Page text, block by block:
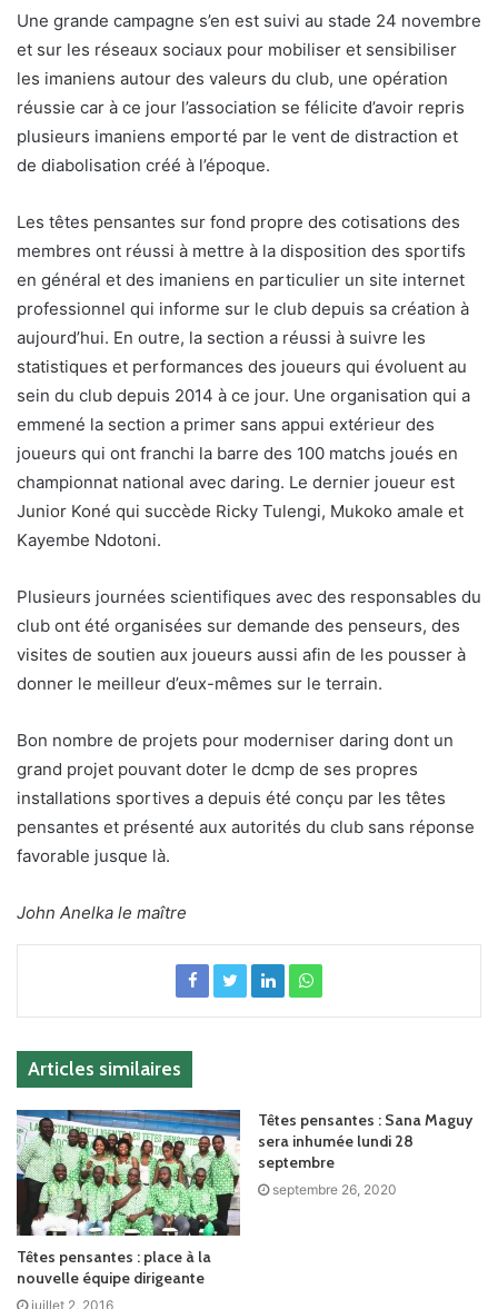
Une grande campagne s’en est suivi au stade 24 novembre
et sur les réseaux sociaux pour mobiliser et sensibiliser
les imaniens autour des valeurs du club, une opération
réussie car à ce jour l’association se félicite d’avoir repris
plusieurs imaniens emporté par le vent de distraction et
de diabolisation créé à l’époque.
Les têtes pensantes sur fond propre des cotisations des
membres ont réussi à mettre à la disposition des sportifs
en général et des imaniens en particulier un site internet
professionnel qui informe sur le club depuis sa création à
aujourd’hui. En outre, la section a réussi à suivre les
statistiques et performances des joueurs qui évoluent au
sein du club depuis 2014 à ce jour. Une organisation qui a
emmené la section a primer sans appui extérieur des
joueurs qui ont franchi la barre des 100 matchs joués en
championnat national avec daring. Le dernier joueur est
Junior Koné qui succède Ricky Tulengi, Mukoko amale et
Kayembe Ndotoni.
Plusieurs journées scientifiques avec des responsables du
club ont été organisées sur demande des penseurs, des
visites de soutien aux joueurs aussi afin de les pousser à
donner le meilleur d’eux-mêmes sur le terrain.
Bon nombre de projets pour moderniser daring dont un
grand projet pouvant doter le dcmp de ses propres
installations sportives a depuis été conçu par les têtes
pensantes et présenté aux autorités du club sans réponse
favorable jusque là.
John Anelka le maître
Articles similaires
Têtes pensantes : place à la
nouvelle équipe dirigeante
juillet 2, 2016
Têtes pensantes : Sana Maguy
sera inhumée lundi 28
septembre
septembre 26, 2020